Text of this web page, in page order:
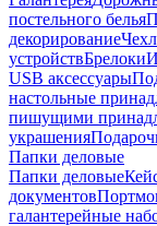
постельного белья
декорирование
устройствБрелоки
USB аксессуары
настольные
пишущими
украшения
Папки деловые
Папки деловые
документов
галантерейные